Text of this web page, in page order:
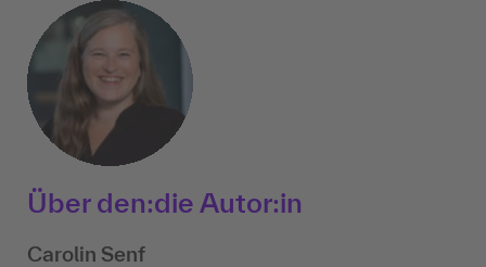
Über den:die Autor:in
Carolin Senf